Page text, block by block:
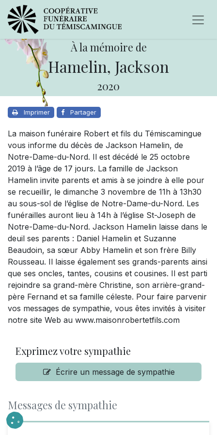
À la mémoire de
Hamelin, Jackson
2020
Imprimer Partager
La maison funéraire Robert et fils du Témiscamingue
vous informe du décès de Jackson Hamelin, de
Notre-Dame-du-Nord. Il est décédé le 25 octobre
2019 à l’âge de 17 jours. La famille de Jackson
Hamelin invite parents et amis à se joindre à elle pour
se recueillir, le dimanche 3 novembre de 11h à 13h30
au sous-sol de l’église de Notre-Dame-du-Nord. Les
funérailles auront lieu à 14h à l’église St-Joseph de
Notre-Dame-du-Nord. Jackson Hamelin laisse dans le
deuil ses parents : Daniel Hamelin et Suzanne
Beaudoin, sa sœur Abby Hamelin et son frère Billy
Rousseau. Il laisse également ses grands-parents ainsi
que ses oncles, tantes, cousins et cousines. Il est parti
rejoindre sa grand-mère Christine, son arrière-grand-
père Fernand et sa famille céleste. Pour faire parvenir
vos messages de sympathie, vous êtes invités à visiter
notre site Web au www.maisonrobertetfils.com
Exprimez votre sympathie
Écrire un message de sympathie
Messages de sympathie